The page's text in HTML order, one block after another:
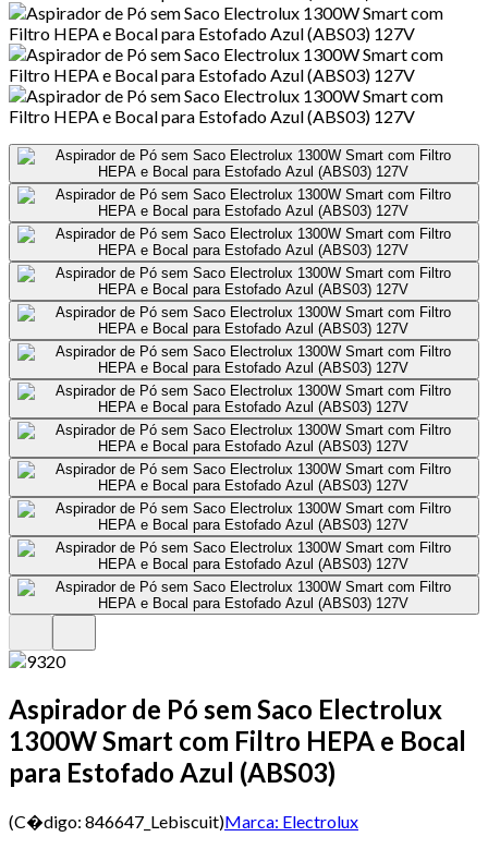
Aspirador de Pó sem Saco Electrolux
1300W Smart com Filtro HEPA e Bocal
para Estofado Azul (ABS03)
(C�digo: 846647_Lebiscuit)Marca: Electrolux